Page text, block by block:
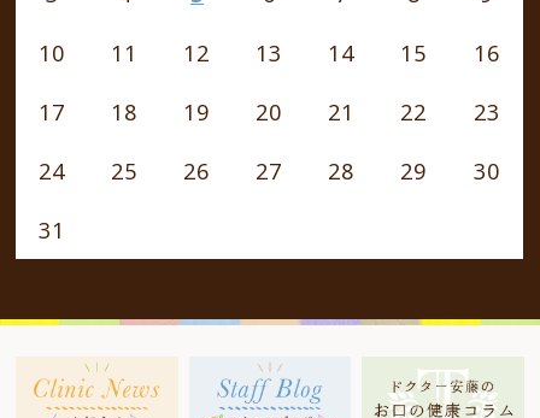
10
11 12 13 14 15
16
17
18 19 20 21 22
23
24
25 26 27 28 29
30
31